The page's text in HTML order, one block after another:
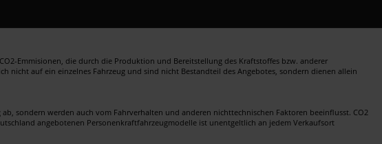
Emmisionen, die durch die Produktion und Bereitstellung des Kraftstoffes bzw. anderer
nicht auf ein einzelnes Fahrzeug und sind nicht Bestandteil des Angebotes, sondern dienen allein
sondern werden auch vom Fahrverhalten und anderen nichttechnischen Faktoren beeinflusst. CO2
angebotenen Personenkraftfahrzeugmodelle ist unentgeltlich an jedem Verkaufsort